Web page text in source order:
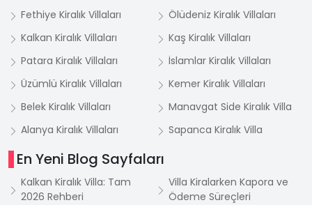
Fethiye Kiralık Villaları
Ölüdeniz Kiralık Villaları
Kalkan Kiralık Villaları
Kaş Kiralık Villaları
Patara Kiralık Villaları
İslamlar Kiralık Villaları
Üzümlü Kiralık Villaları
Kemer Kiralık Villaları
Belek Kiralık Villaları
Manavgat Side Kiralık Villa
Alanya Kiralık Villaları
Sapanca Kiralık Villa
En Yeni Blog Sayfaları
Kalkan Kiralık Villa: Tam
2026 Rehberi
Villa Kiralarken Kapora ve
Ödeme Süreçleri